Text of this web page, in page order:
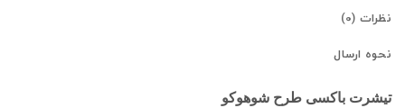
نظرات (0)
نحوه ارسال
تیشرت باکسی طرح شوهوکو